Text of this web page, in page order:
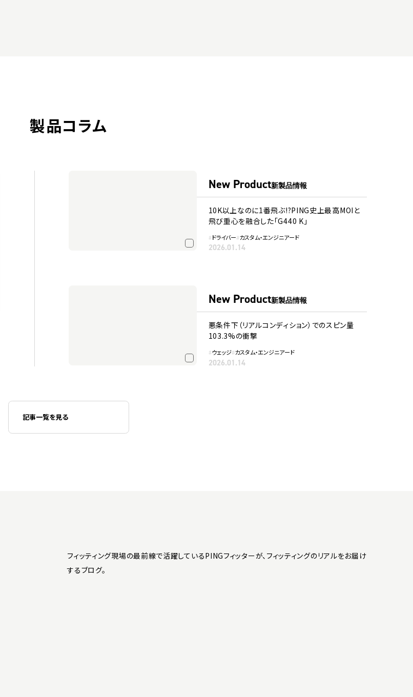
製品コラム
New Product新製品情報
10K以上なのに1番飛ぶ!?PING史上最高MOIと
飛び重心を融合した「G440 K」
#ドライバー#カスタム・エンジニアード
2026.01.14
New Product新製品情報
悪条件下（リアルコンディション）でのスピン量
103.3%の衝撃
#ウェッジ#カスタム・エンジニアード
2026.01.14
記事一覧を見る
フィッティング現場の最前線で活躍しているPINGフィッターが、フィッティングのリアルをお届け
するブログ。